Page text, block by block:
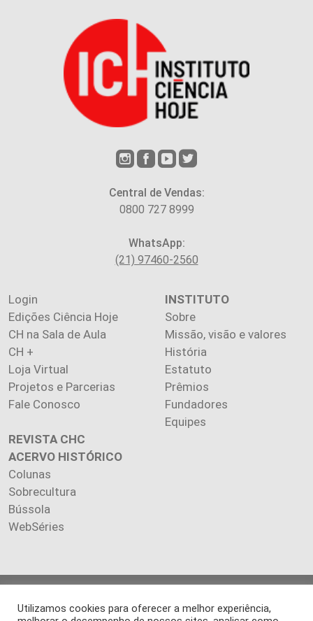
Central de Vendas:
0800 727 8999
WhatsApp:
(21) 97460-2560
Login
Edições Ciência Hoje
CH na Sala de Aula
CH +
Loja Virtual
Projetos e Parcerias
Fale Conosco
INSTITUTO
Sobre
Missão, visão e valores
História
Estatuto
Prêmios
Fundadores
Equipes
REVISTA CHC
ACERVO HISTÓRICO
Colunas
Sobrecultura
Bússola
WebSéries
reservados.
Utilizamos cookies para oferecer a melhor experiência,